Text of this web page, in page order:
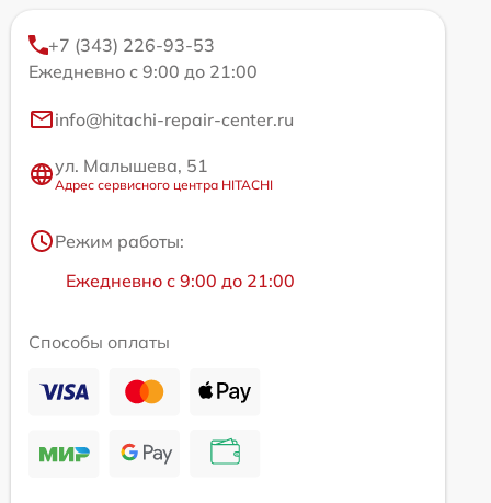
+7 (343) 226-93-53
Ежедневно с 9:00 до 21:00
info@hitachi-repair-center.ru
ул. Малышева, 51
Адрес сервисного центра HITACHI
Режим работы:
Ежедневно с 9:00 до 21:00
Способы оплаты